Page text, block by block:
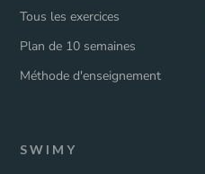
Tous les exercices
Plan de 10 semaines
Méthode d'enseignement
SWIMY